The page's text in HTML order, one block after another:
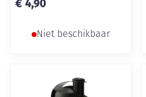
€ 4,90
Niet beschikbaar